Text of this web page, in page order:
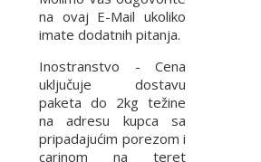
na ovaj E-Mail ukoliko
imate dodatnih pitanja.
Inostranstvo - Cena
uključuje dostavu
paketa do 2kg težine
na adresu kupca sa
pripadajućim porezom i
carinom na teret